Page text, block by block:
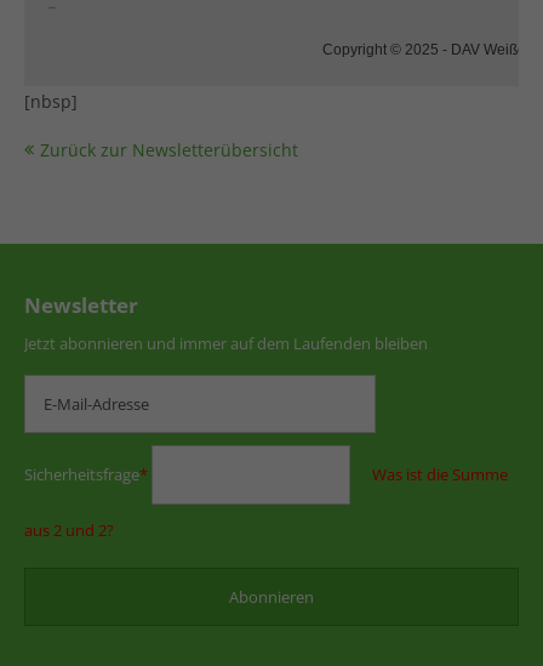
Copyright © 2025 - DAV
[nbsp]
Zurück zur Newsletterübersicht
Newsletter
Jetzt abonnieren und immer auf dem Laufenden bleiben
Sicherheitsfrage* Was ist die Summe
aus 2 und 2?